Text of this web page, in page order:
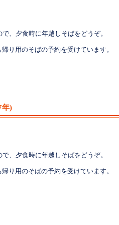
、夕食時に年越しそばをどうぞ。
り用のそばの予約を受けています。
年)
、夕食時に年越しそばをどうぞ。
り用のそばの予約を受けています。